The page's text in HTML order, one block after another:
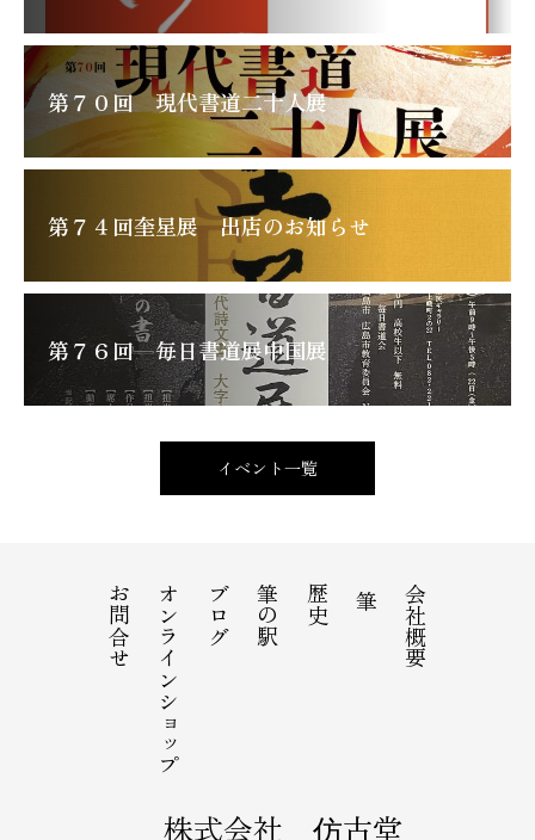
第７０回 現代書道二十人展
第７４回奎星展 出店のお知らせ
第７６回 毎日書道展中国展
イベント一覧
会社概要
筆
歴史
筆の駅
ブログ
オンラインショップ
お問合せ
株式会社 仿古堂